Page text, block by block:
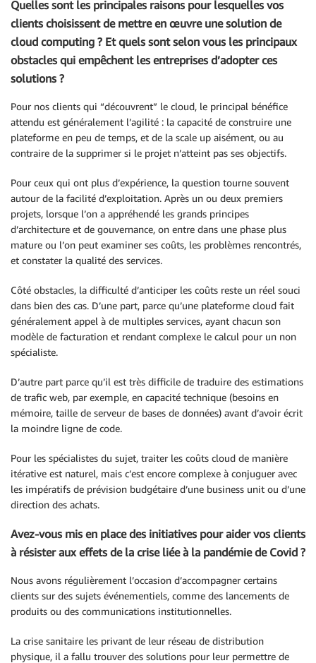
Quelles sont les principales raisons pour lesquelles vos
clients choisissent de mettre en œuvre une solution de
cloud computing ? Et quels sont selon vous les principaux
obstacles qui empêchent les entreprises d’adopter ces
solutions ?
Pour nos clients qui “découvrent” le cloud, le principal bénéfice
attendu est généralement l’agilité : la capacité de construire une
plateforme en peu de temps, et de la scale up aisément, ou au
contraire de la supprimer si le projet n’atteint pas ses objectifs.
Pour ceux qui ont plus d’expérience, la question tourne souvent
autour de la facilité d’exploitation. Après un ou deux premiers
projets, lorsque l’on a appréhendé les grands principes
d’architecture et de gouvernance, on entre dans une phase plus
mature ou l’on peut examiner ses coûts, les problèmes rencontrés,
et constater la qualité des services.
Côté obstacles, la difficulté d’anticiper les coûts reste un réel souci
dans bien des cas. D’une part, parce qu’une plateforme cloud fait
généralement appel à de multiples services, ayant chacun son
modèle de facturation et rendant complexe le calcul pour un non
spécialiste.
D’autre part parce qu’il est très difficile de traduire des estimations
de trafic web, par exemple, en capacité technique (besoins en
mémoire, taille de serveur de bases de données) avant d’avoir écrit
la moindre ligne de code.
Pour les spécialistes du sujet, traiter les coûts cloud de manière
itérative est naturel, mais c’est encore complexe à conjuguer avec
les impératifs de prévision budgétaire d’une business unit ou d’une
direction des achats.
Avez-vous mis en place des initiatives pour aider vos clients
à résister aux effets de la crise liée à la pandémie de Covid ?
Nous avons régulièrement l’occasion d’accompagner certains
clients sur des sujets événementiels, comme des lancements de
produits ou des communications institutionnelles.
La crise sanitaire les privant de leur réseau de distribution
physique, il a fallu trouver des solutions pour leur permettre de